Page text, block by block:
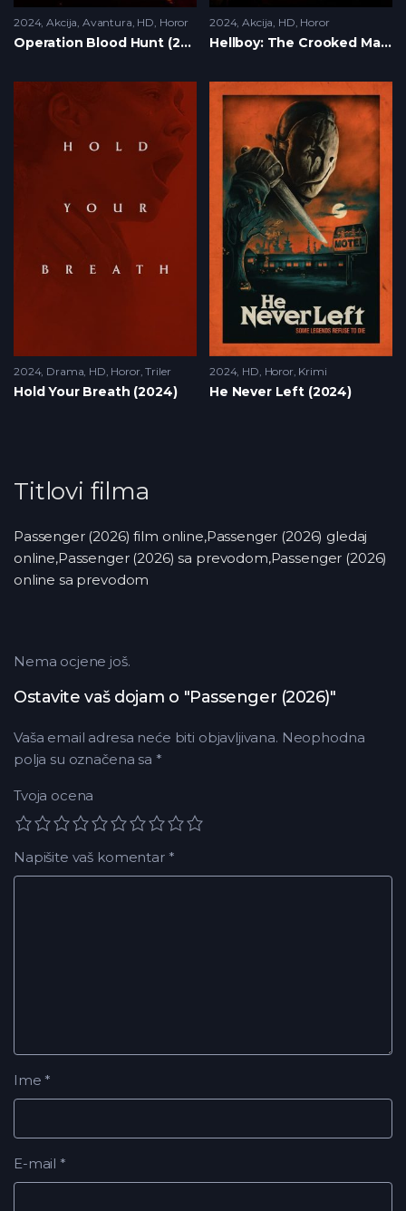
2024 Akcija, Avantura, HD, Horor
Operation Blood Hunt (2024)
2024 Akcija, HD, Horor
Hellboy: The Crooked Man (2024)
2024 Drama, HD, Horor,Triler
Hold Your Breath (2024)
2024 HD, Horor, Krimi
He Never Left (2024)
Titlovi filma
Passenger (2026) film online,Passenger (2026) gledaj
online,Passenger (2026) sa prevodom,Passenger (2026)
online sa prevodom
Ostavite vaš dojam o "Passenger (2026)"
Vaša email adresa neće biti objavljivana. Neophodna
polja su označena sa *
Tvoja ocena
Napišite vaš komentar *
Ime *
E-mail *
Nema ocjene još.